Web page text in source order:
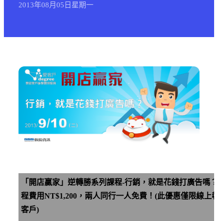
2013年08月 05日 星期一
「開店贏家」逆轉勝系列課程-行銷，就是花錢打廣告嗎
程費用NT$1,200，兩人同行一人免費！(此優惠僅限線上
客戶)